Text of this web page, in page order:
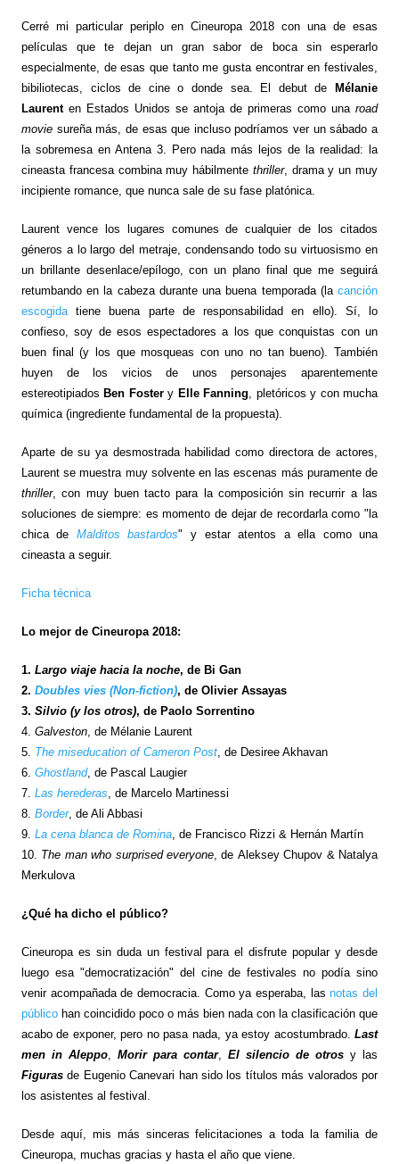
Cerré mi particular periplo en Cineuropa 2018 con una de esas
películas que te dejan un gran sabor de boca sin esperarlo
especialmente, de esas que tanto me gusta encontrar en festivales,
bibiliotecas, ciclos de cine o donde sea. El debut deMélanie
Laurenten Estados Unidos se antoja de primeras como unaroad
moviesureña más, de esas que incluso podríamos ver un sábado a
la sobremesa en Antena 3. Pero nada más lejos de la realidad: la
cineasta francesa combina muy hábilmente thriller, drama y un muy
incipiente romance, que nunca sale de su fase platónica.
Laurent vence los lugares comunes de cualquier de los citados
géneros a lo largo del metraje, condensando todo su virtuosismo en
un brillante desenlace/epílogo, con un plano final que me seguirá
retumbando en la cabeza durante una buena temporada (lacanción
escogidatiene buena parte de responsabilidad en ello). Sí, lo
confieso, soy de esos espectadores a los que conquistas con un
buen final (y los que mosqueas con uno no tan bueno). También
huyen de los vicios de unos personajes aparentemente
estereotipiadosBen Fostery Elle Fanning , pletóricos y con mucha
química (ingrediente fundamental de la propuesta).
Aparte de su ya desmostrada habilidad como directora de actores,
Laurent se muestra muy solvente en las escenas más puramente de
thriller, con muy buen tacto para la composición sin recurrir a las
soluciones de siempre: es momento de dejar de recordarla como "la
chica de Malditos bastardos" y estar atentos a ella como una
cineasta a seguir.
Ficha técnica
Lo mejor de Cineuropa 2018:
1. Largo viaje hacia la noche, de Bi Gan
2. Doubles vies (Non-fiction), de Olivier Assayas
3. Silvio (y los otros), de Paolo Sorrentino
4. Galveston, de Mélanie Laurent
5. The miseducation of Cameron Post, de Desiree Akhavan
6. Ghostland, de Pascal Laugier
7. Las herederas , de Marcelo Martinessi
8. Border, de Ali Abbasi
9. La cena blanca de Romina, de Francisco Rizzi & Hernán Martín
10. The man who surprised everyone , de Aleksey Chupov & Natalya
Merkulova
¿Qué ha dicho el público?
Cineuropa es sin duda un festival para el disfrute popular y desde
luego esa "democratización" del cine de festivales no podía sino
venir acompañada de democracia. Como ya esperaba, lasnotas del
públicohan coincidido poco o más bien nada con la clasificación que
acabo de exponer, pero no pasa nada, ya estoy acostumbrado.Last
men in Aleppo, Morir para contar,El silencio de otros y las
Figuras de Eugenio Canevari han sido los títulos más valorados por
los asistentes al festival.
Desde aquí, mis más sinceras felicitaciones a toda la familia de
Cineuropa, muchas gracias y hasta el año que viene.